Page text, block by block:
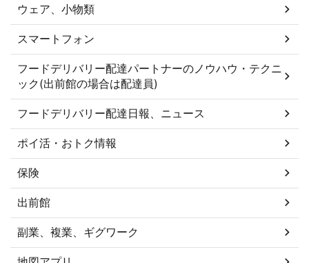
ウェア、小物類
スマートフォン
フードデリバリー配達パートナーのノウハウ・テクニ
ック(出前館の場合は配達員)
フードデリバリー配達日報、ニュース
ポイ活・おトク情報
保険
出前館
副業、複業、ギグワーク